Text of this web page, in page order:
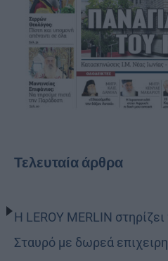
Τελευταία άρθρα
Η LEROY MERLIN
Σταυρό με δωρεά